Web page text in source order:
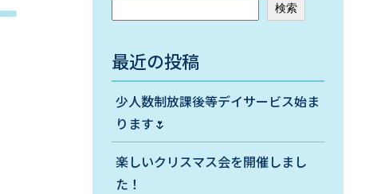
検索
最近の投稿
少人数制放課後等デイサービス始ま
ります🌷
楽しいクリスマス会を開催しまし
た！